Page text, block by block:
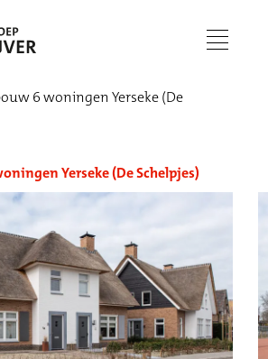
menu
Werken bij
6 woningen Yerseke (De
Yerseke (De Schelpjes)